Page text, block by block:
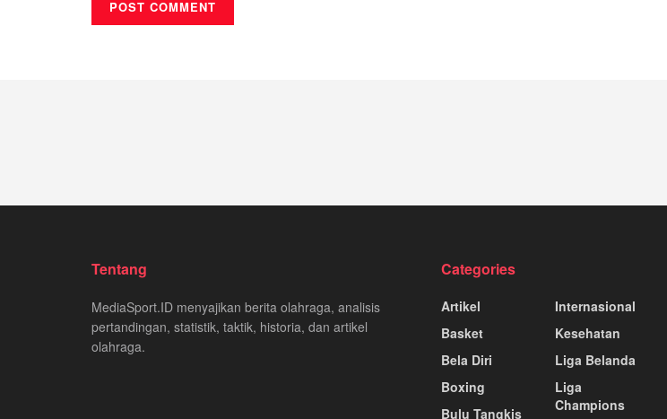
Tentang
MediaSport.ID menyajikan berita olahraga, analisis
pertandingan, statistik, taktik, historia, dan artikel
olahraga.
Categories
Artikel
Basket
Bela Diri
Boxing
Bulu Tangkis
Internasional
Kesehatan
Liga Belanda
Liga
Champions